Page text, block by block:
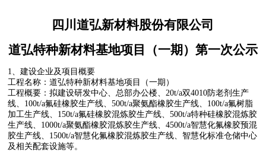
资质荣誉
设备展示
产品展示
氟橡胶预混胶
四川道弘新材料股份有限公司
道弘特种新材料基地项目（一期）第一次公示
1、建设企业及项目概要
工程名称：道弘特种新材料基地项目（一期）
工程概要：拟建设研发中心、总部办公楼、20t/a双4010防老剂生产
线、 100t/a氟硅橡胶生产线、500t/a聚氨酯橡胶生产线、 100t/a氟树脂
加工生产线、 150t/a氟硅橡胶混炼胶生产线、500t/a特种硅橡胶混炼胶
生产线、 1000t/a聚氨酯橡胶混炼胶生产线、4500t/a智慧化氟橡胶预混
胶生产线、 1500t/a智慧化氟橡胶混炼胶生产线、智慧化标准仓储中心
及相关配套设施等。